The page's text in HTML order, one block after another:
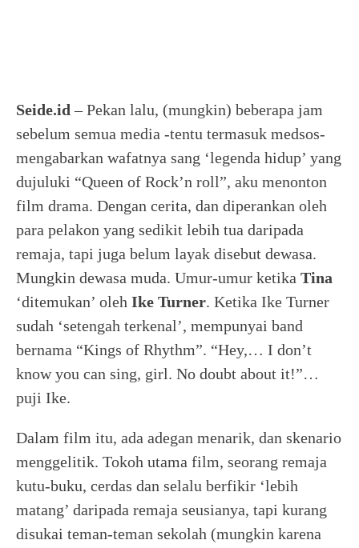
Seide.id – Pekan lalu, (mungkin) beberapa jam
sebelum semua media -tentu termasuk medsos-
mengabarkan wafatnya sang ‘legenda hidup’ yang
dujuluki “Queen of Rock’n roll”, aku menonton
film drama. Dengan cerita, dan diperankan oleh
para pelakon yang sedikit lebih tua daripada
remaja, tapi juga belum layak disebut dewasa.
Mungkin dewasa muda. Umur-umur ketika Tina
‘ditemukan’ oleh Ike Turner. Ketika Ike Turner
sudah ‘setengah terkenal’, mempunyai band
bernama “Kings of Rhythm”. “Hey,… I don’t
know you can sing, girl. No doubt about it!”…
puji Ike.
Dalam film itu, ada adegan menarik, dan skenario
menggelitik. Tokoh utama film, seorang remaja
kutu-buku, cerdas dan selalu berfikir ‘lebih
matang’ daripada remaja seusianya, tapi kurang
disukai teman-teman sekolah (mungkin karena